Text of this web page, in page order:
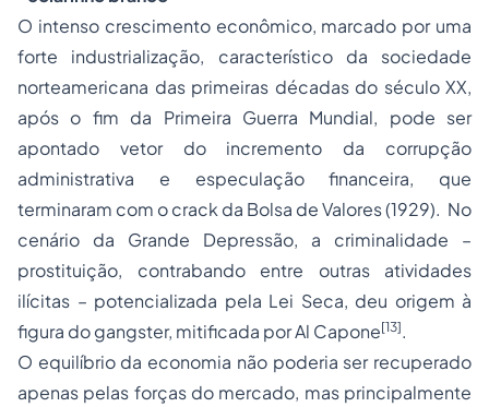
O intenso crescimento econômico, marcado por uma
forte industrialização, característico da sociedade
norteamericana das primeiras décadas do século XX,
após o fim da Primeira Guerra Mundial, pode ser
apontado vetor do incremento da corrupção
administrativa e especulação financeira, que
terminaram com o crack da Bolsa de Valores (1929). No
cenário da Grande Depressão, a criminalidade –
prostituição, contrabando entre outras atividades
ilícitas – potencializada pela Lei Seca, deu origem à
figura do gangster, mitificada por Al Capone[13].
O equilíbrio da economia não poderia ser recuperado
apenas pelas forças do mercado, mas principalmente